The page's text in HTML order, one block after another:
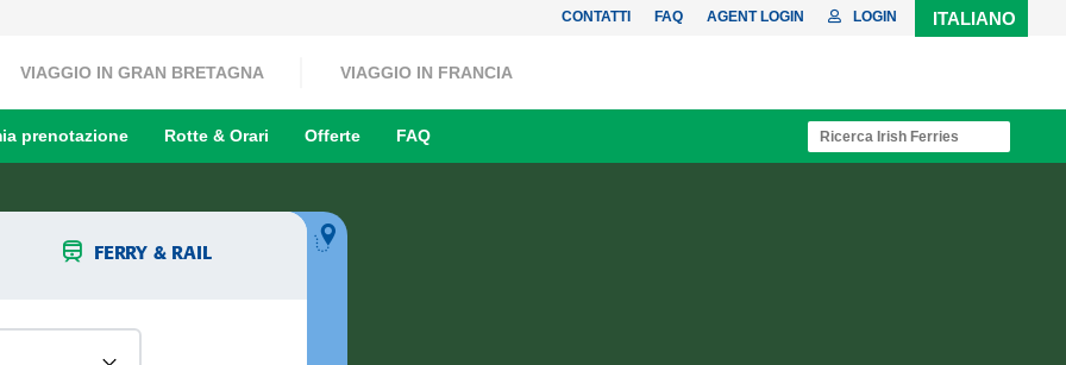
CONTATTI FAQ AGENT LOGIN LOGIN ITALIANO
VIAGGIO IN GRAN BRETAGNA VIAGGIO IN FRANCIA
prenotazione Rotte & Orari Offerte FAQ
FERRY & RAIL